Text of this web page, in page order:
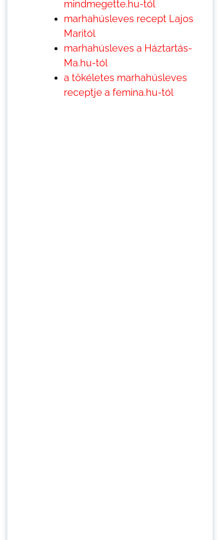
mindmegette.hu-tól
marhahúsleves recept Lajos
Maritól
marhahúsleves a Háztartás-
Ma.hu-tól
a tökéletes marhahúsleves
receptje a femina.hu-tól